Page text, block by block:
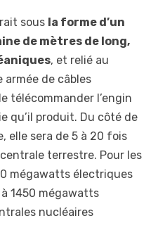
sous la forme d’un
de mètres de long,
, et relié au
de câbles
télécommander l’engin
qu’il produit. Du côté de
elle sera de 5 à 20 fois
terrestre. Pour les
mégawatts électriques
1450 mégawatts
nucléaires